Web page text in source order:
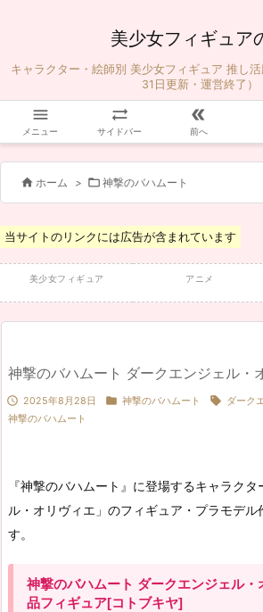
美少女フィギュア
キャラクター・絵師別 美少女フィギュア 推し
31日更新・運営終了）

メニュー

サイドバー

前へ
 ホーム >  神撃のバハムート
当サイトのリンクには広告が含まれています
美少女フィギュア アニメ
神撃のバハムート ダークエンジェル・
 2025年8月28日  神撃のバハムート  ダーク
神撃のバハムート
『神撃のバハムート』に登場するキャラク
ル・オリヴィエ」のフィギュア・プラモデル
す。
神撃のバハムート ダークエンジェル・
品フィギュア[コトブキヤ]